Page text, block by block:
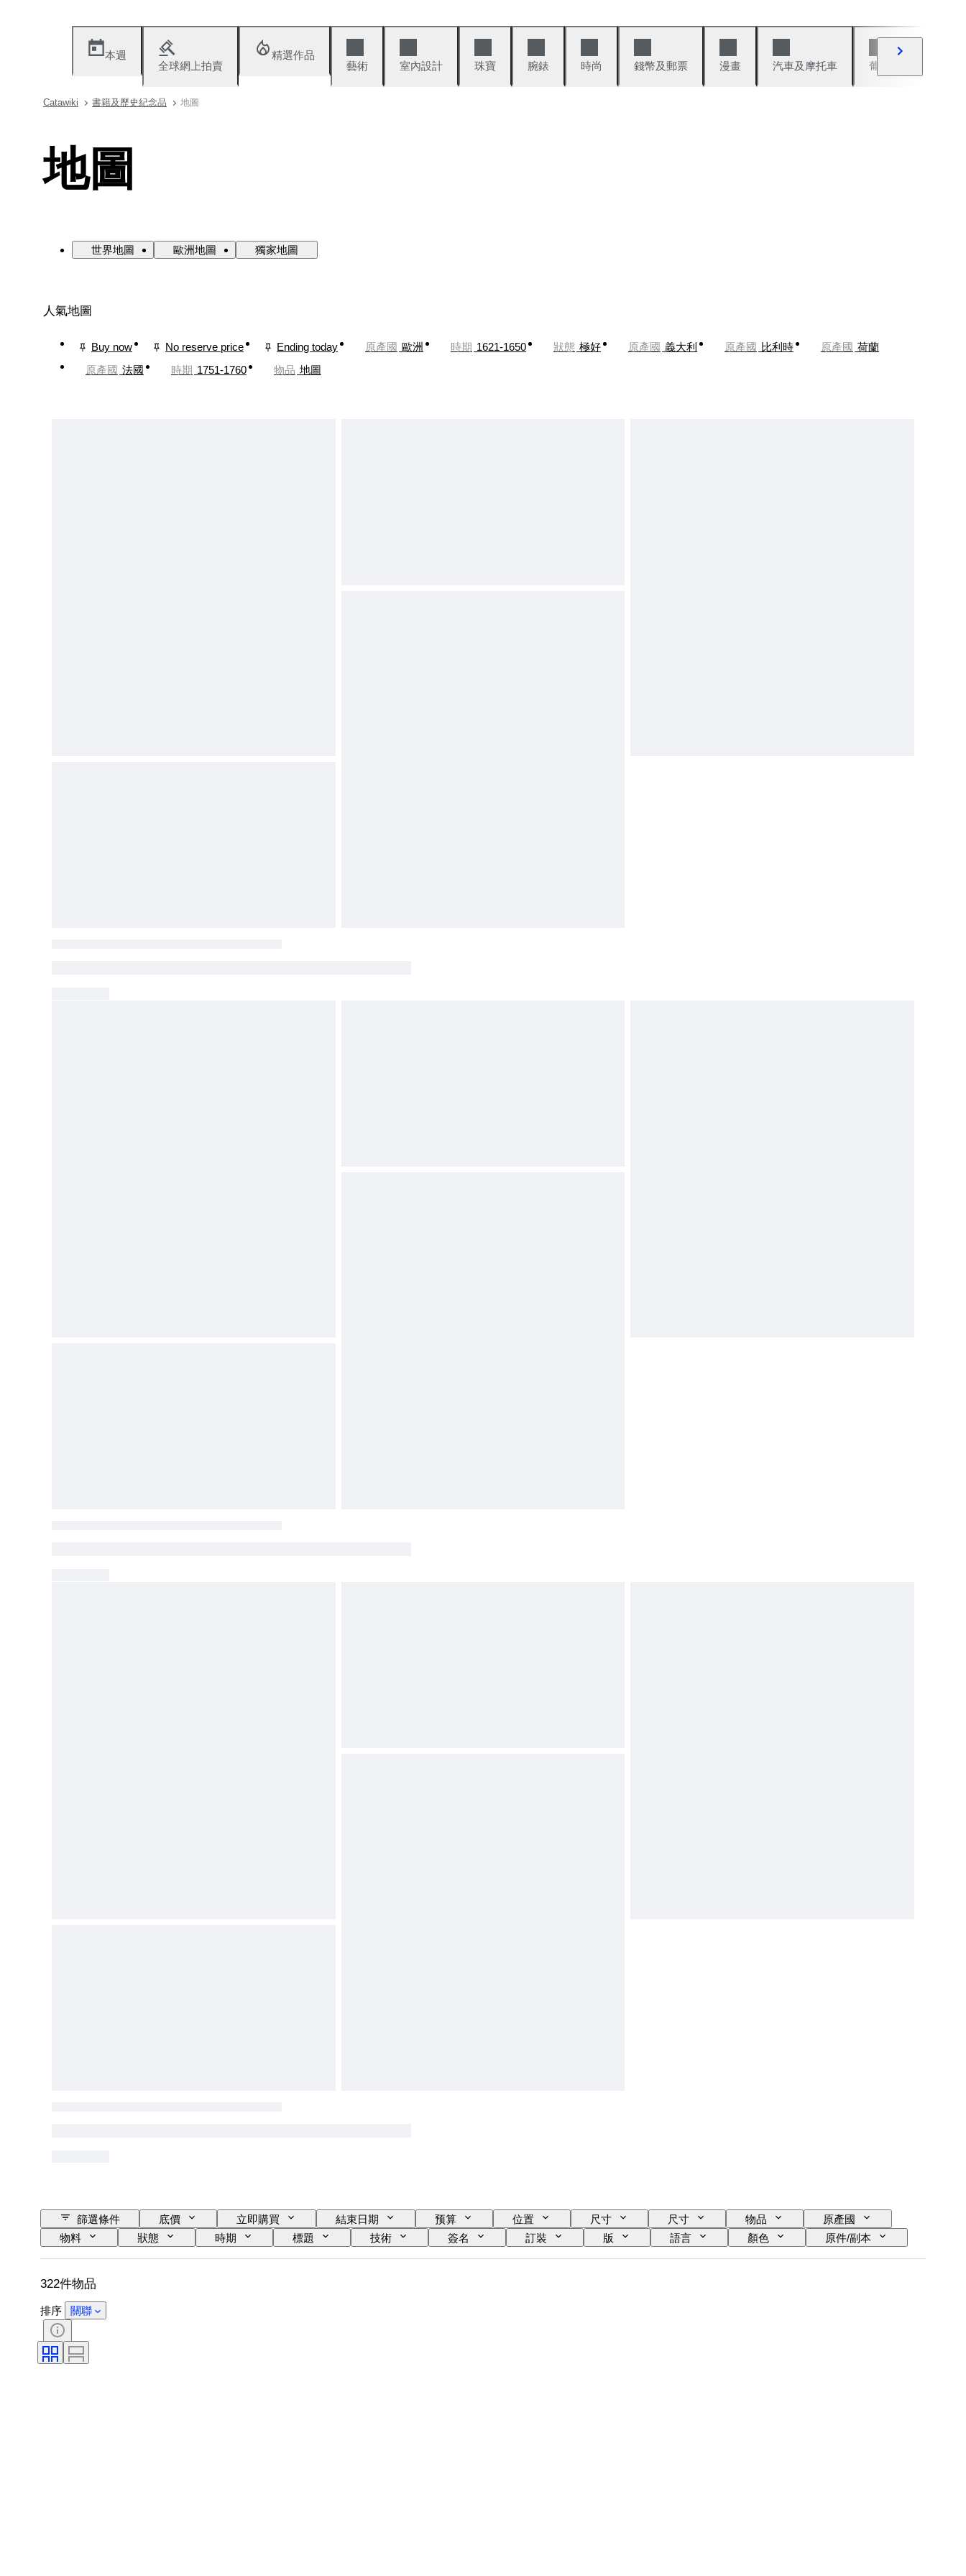
本週
全球網上拍賣
精選作品
藝術
室內設計 珠寶 腕錶 時尚 錢幣及郵票 漫畫 汽車及摩托車 葡萄酒與烈酒
Catawiki 書籍及歷史紀念品 地圖
地圖
世界地圖 歐洲地圖 獨家地圖
人氣地圖
Buy now No reserve price Ending today 原產國 歐洲 時期 1621-1650 狀態 極好 原產國 義大利 原產國 比利時 原產國 荷蘭
原產國 法國 時期 1751-1760 物品 地圖
篩選條件 底價 立即購買 結束日期 预算 位置 尺寸 尺寸 物品
原產國
物料
狀態 時期 標題 技術 簽名 訂裝 版 語言 顏色
原件/副本
出售者：
時代
322件物品
排序 關聯